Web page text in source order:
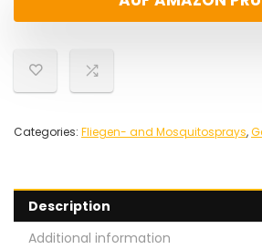
Categories: Fliegen- and Mosquitosprays,
Description
Additional information